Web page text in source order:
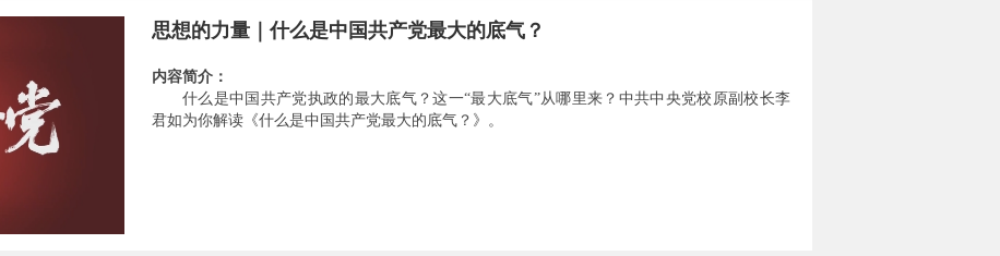
思想的力量｜什么是中国共产党最大的底气？
内容简介：
什么是中国共产党执政的最大底气？这一“最大底气”从哪里来？中共中央党校原副校长李
君如为你解读《什么是中国共产党最大的底气？》。